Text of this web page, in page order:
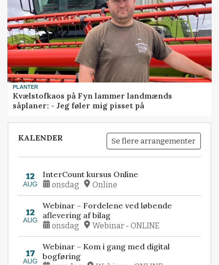
PLANTER
Kvælstofkaos på Fyn lammer landmænds
såplaner: - Jeg føler mig pisset på
KALENDER Se flere arrangementer
12
AUG
InterCount kursus Online
onsdag Online
12
AUG
Webinar – Fordelene ved løbende
aflevering af bilag
onsdag Webinar - ONLINE
17
AUG
Webinar – Kom i gang med digital
bogføring